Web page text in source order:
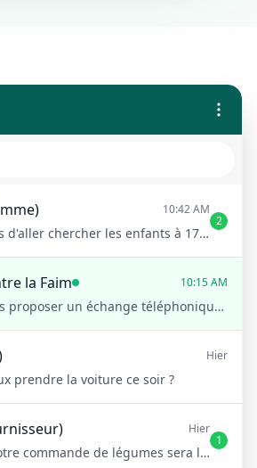
10:42 AM
N'oublie pas d'aller chercher les enfants à 17h !
2
la Faim 10:15 AM
Je peux vous proposer un échange téléphonique rapide avec notre équipe pour voir quelle forme de soutien serait la plus adaptée pour vous ?
Hier
prendre la voiture ce soir ?
Hier
Bonjour ! Votre commande de légumes sera livrée demain matin à 8h
1